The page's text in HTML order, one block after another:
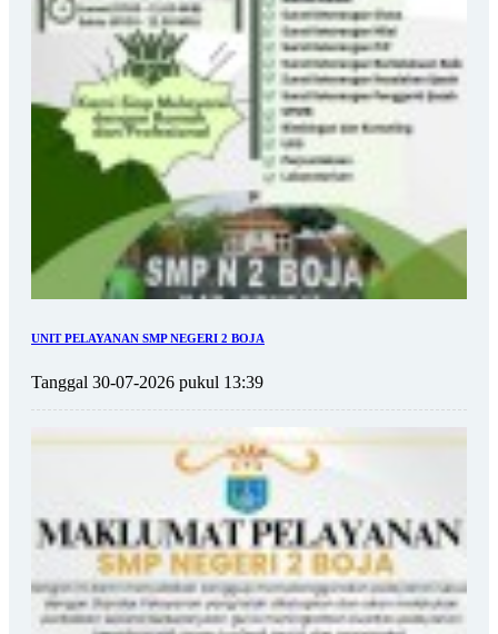
UNIT PELAYANAN SMP NEGERI 2 BOJA
Tanggal 30-07-2026 pukul 13:39